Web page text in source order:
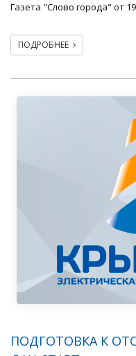
Газета "Слово города" от
ПОДРОБНЕЕ
ПОДГОТОВКА К